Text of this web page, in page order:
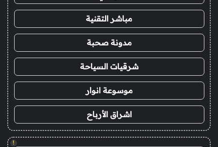
مباشر التقنية
مدونة صحبة
شرقيات السياحة
موسوعة انوار
اشراق الأرباح
!